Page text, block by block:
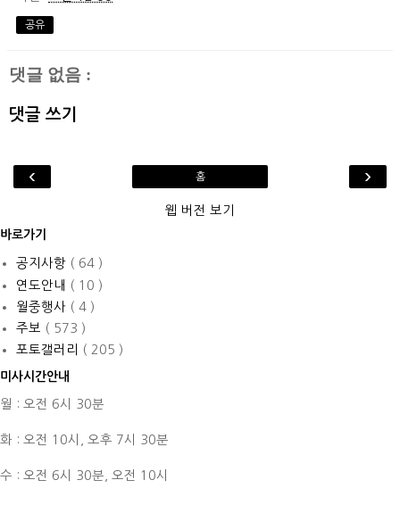
공유
댓글 없음 :
댓글 쓰기
‹ ›
홈
웹 버전 보기
바로가기
공지사항 ( 64 )
연도안내
( 10 )
월중행사 ( 4 )
주보 ( 573 )
포토갤러리
( 205 )
미사시간안내
월 : 오전 6시 30분
화 : 오전 10시, 오후 7시 30분
수 : 오전 6시 30분, 오전 10시